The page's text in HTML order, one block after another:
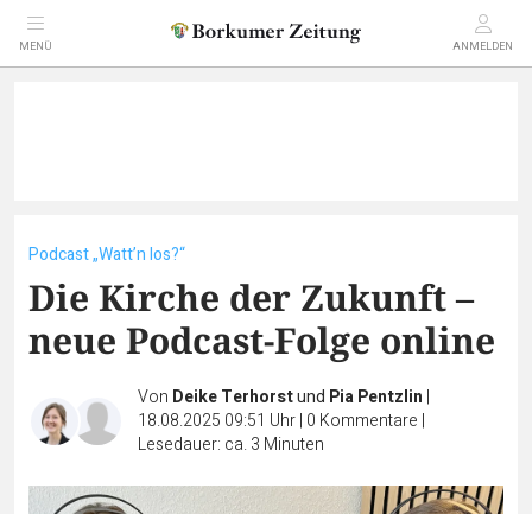
MENÜ ANMELDEN
Podcast „Watt’n los?“
Die Kirche der Zukunft –
neue Podcast-Folge online
Von Deike Terhorstund Pia Pentzlin |
18.08.2025 09:51 Uhr| 0 Kommentare |
Lesedauer: ca. 3 Minuten